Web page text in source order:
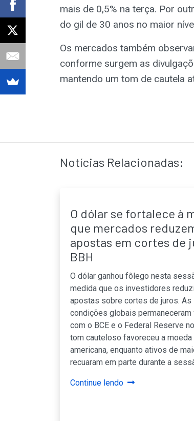
mais de 0,5% na terça. Por
do gil de 30 anos no maior
Os mercados também
conforme surgem as
mantendo um tom de cautela
Notícias Relacionadas:
O dólar se fortalece à
que mercados
apostas em cortes de
BBH
O dólar ganhou fôlego nesta
medida que os investidores
apostas sobre cortes de juros. As
condições globais permaneceram
com o BCE e o Federal Reserve
tom cauteloso favoreceu a moeda
americana, enquanto ativos de
recuaram em parte durante a
Continue lendo